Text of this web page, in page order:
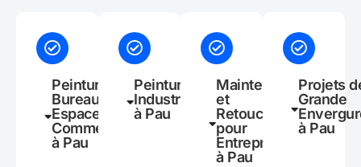
Peinture de
Bureaux et
Espaces
Commerciaux
à Pau
Peinture
Industrielle
à Pau
Maintenance
et
Retouches
pour
Entreprises
à Pau
Projets
Grande
à Pau